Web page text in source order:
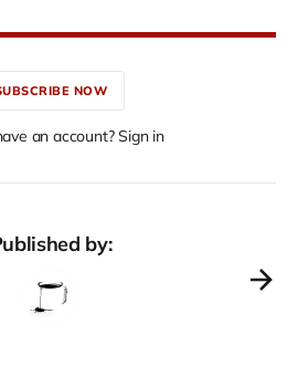
NOW
an account? Sign in
by: